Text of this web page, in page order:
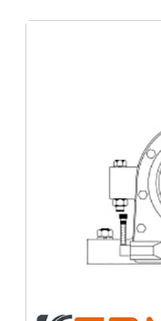
Mancais